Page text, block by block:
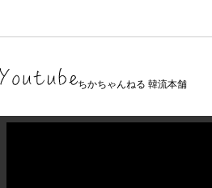
ちかちゃんねる 韓流本舗